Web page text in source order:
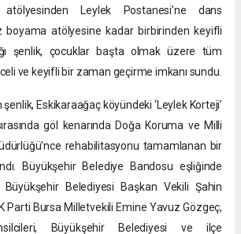
Leylek Postanesi’ne dans
boyama atölyesine kadar birbirinden keyifli
şenlik, çocuklar başta olmak üzere tüm
ve keyifli bir zaman geçirme imkanı sundu.
Eskikaraağaç köyündeki ‘Leylek Korteji’
göl kenarında Doğa Koruma ve Milli
rehabilitasyonu tamamlanan bir
Büyükşehir Belediye Bandosu eşliğinde
Büyükşehir Belediyesi Başkan Vekili Şahin
Parti Bursa Milletvekili Emine Yavuz Gözgeç,
Büyükşehir Belediyesi ve ilçe